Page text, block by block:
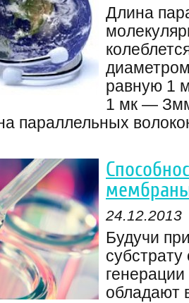
Длина
равную 1
1 мк —
параллельных
24.12.2013
Будучи
обладают